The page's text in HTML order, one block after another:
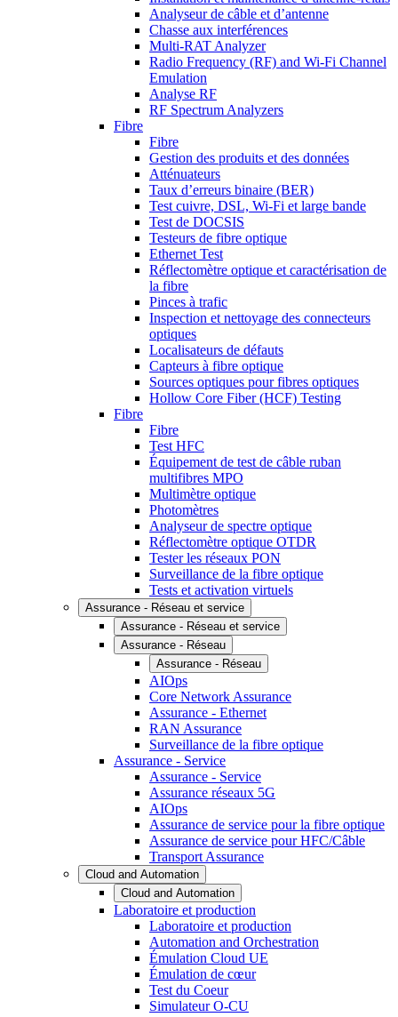
Analyseur de câble et d’antenne
Chasse aux interférences
Multi-RAT Analyzer
Radio Frequency (RF) and Wi-Fi Channel
Emulation
Analyse RF
RF Spectrum Analyzers
Fibre
Fibre
Gestion des produits et des données
Atténuateurs
Taux d’erreurs binaire (BER)
Test cuivre, DSL, Wi-Fi et large bande
Test de DOCSIS
Testeurs de fibre optique
Ethernet Test
Réflectomètre optique et caractérisation de
la fibre
Pinces à trafic
Inspection et nettoyage des connecteurs
optiques
Localisateurs de défauts
Capteurs à fibre optique
Sources optiques pour fibres optiques
Hollow Core Fiber (HCF) Testing
Fibre
Fibre
Test HFC
Équipement de test de câble ruban
multifibres MPO
Multimètre optique
Photomètres
Analyseur de spectre optique
Réflectomètre optique OTDR
Tester les réseaux PON
Surveillance de la fibre optique
Tests et activation virtuels
Assurance - Réseau et service
Assurance - Réseau et service
Assurance - Réseau
Assurance - Réseau
AIOps
Core Network Assurance
Assurance - Ethernet
RAN Assurance
Surveillance de la fibre optique
Assurance - Service
Assurance - Service
Assurance réseaux 5G
AIOps
Assurance de service pour la fibre optique
Assurance de service pour HFC/Câble
Transport Assurance
Cloud and Automation
Cloud and Automation
Laboratoire et production
Laboratoire et production
Automation and Orchestration
Émulation Cloud UE
Émulation de cœur
Test du Coeur
Simulateur O-CU